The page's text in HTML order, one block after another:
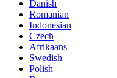
Danish
Romanian
Indonesian
Czech
Afrikaans
Swedish
Polish